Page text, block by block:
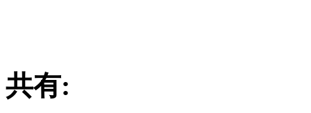
共有: